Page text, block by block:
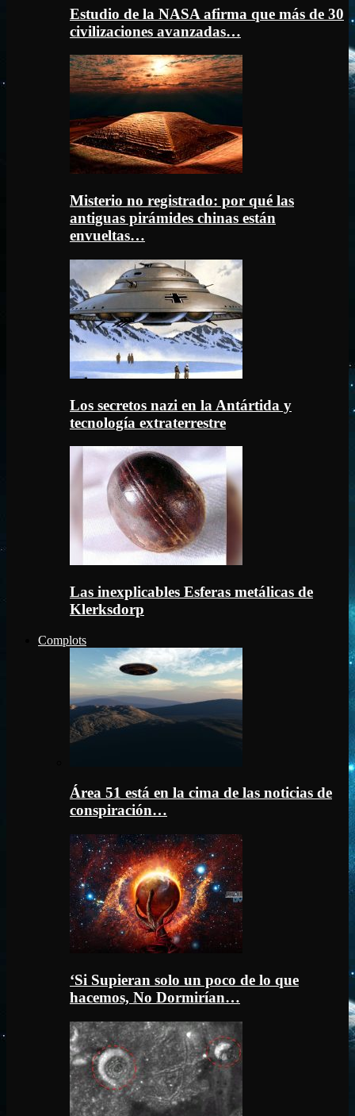
Estudio de la NASA afirma que más de 30
civilizaciones avanzadas…
Misterio no registrado: por qué las
antiguas pirámides chinas están
envueltas…
Los secretos nazi en la Antártida y
tecnología extraterrestre
Las inexplicables Esferas metálicas de
Klerksdorp
Complots
Área 51 está en la cima de las noticias de
conspiración…
‘Si Supieran solo un poco de lo que
hacemos, No Dormirían…